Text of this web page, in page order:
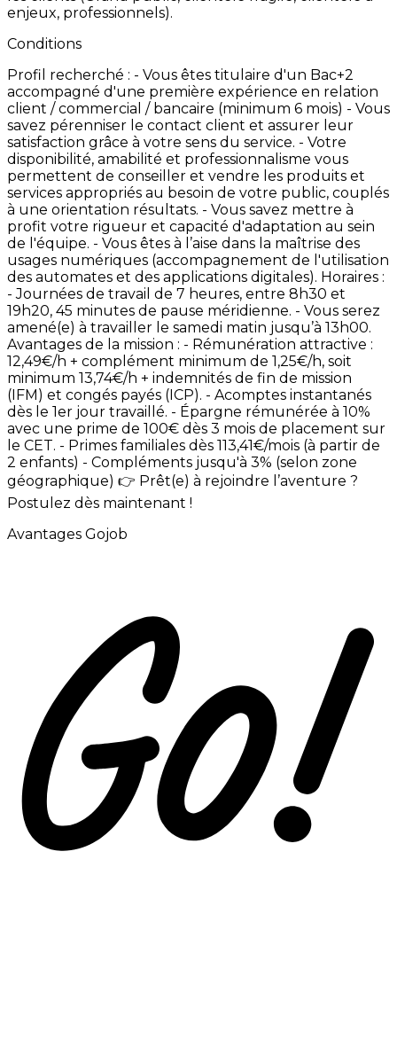
enjeux, professionnels).
Conditions
Profil recherché : - Vous êtes titulaire d'un Bac+2
accompagné d'une première expérience en relation
client /commercial / bancaire (minimum 6 mois) - Vous
savez pérenniser le contact client et assurer leur
satisfaction grâce à votre sens du service. - Votre
disponibilité, amabilité et professionnalisme vous
permettent de conseiller et vendre les produits et
services appropriés au besoin de votre public, couplés
à une orientation résultats. - Vous savez mettre à
profit votre rigueur et capacité d'adaptation au sein
de l'équipe. - Vous êtes à l’aise dans la maîtrise des
usages numériques (accompagnement de l'utilisation
des automates et des applications digitales). Horaires :
-Journées de travail de 7 heures, entre 8h30 et
19h20, 45 minutes de pause méridienne. - Vous serez
amené(e) à travailler le samedi matin jusqu’à 13h00.
Avantages de la mission : - Rémunération attractive :
12,49€/h + complément minimum de 1,25€/h, soit
minimum 13,74€/h + indemnités de fin de mission
(IFM) et congés payés (ICP). - Acomptes instantanés
dès le 1er jour travaillé. - Épargne rémunérée à 10%
avec une prime de 100€ dès 3 mois de placement sur
le CET. - Primes familiales dès 113,41€/mois (à partir de
2 enfants) - Compléments jusqu'à 3% (selon zone
géographique) 👉 Prêt(e) à rejoindre l’aventure ?
Postulez dès maintenant !
Avantages Gojob